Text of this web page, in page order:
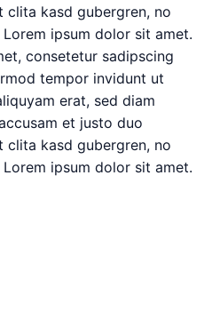
clita kasd gubergren, no
ipsum dolor sit amet.
consetetur sadipscing
tempor invidunt ut
erat, sed diam
et justo duo
clita kasd gubergren, no
ipsum dolor sit amet.